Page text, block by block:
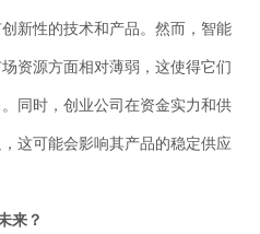
新性的技术和产品。然而，智能
资源方面相对薄弱，这使得它们
同时，创业公司在资金实力和供
这可能会影响其产品的稳定供应
来？